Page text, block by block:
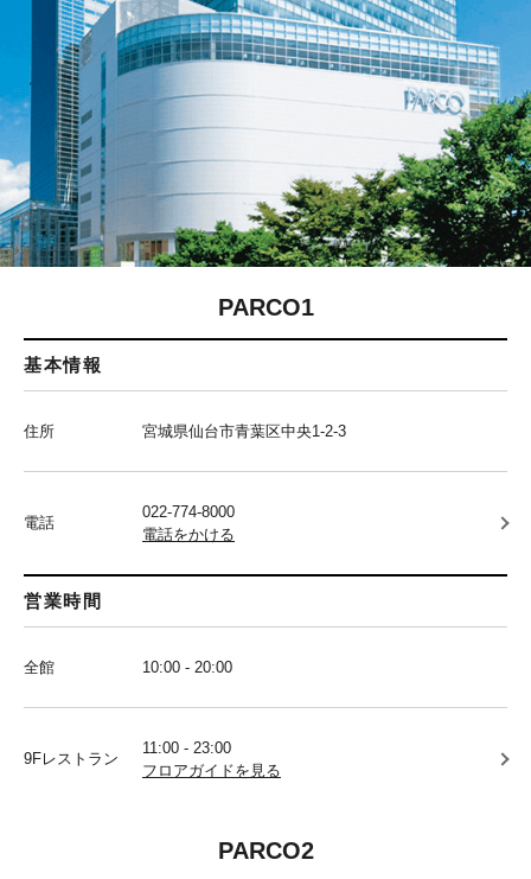
PARCO1
基本情報
住所 宮城県仙台市青葉区中央1-2-3
電話
022-774-8000
電話をかける
営業時間
全館 10:00 - 20:00
9Fレストラン
11:00 - 23:00
フロアガイドを見る
PARCO2